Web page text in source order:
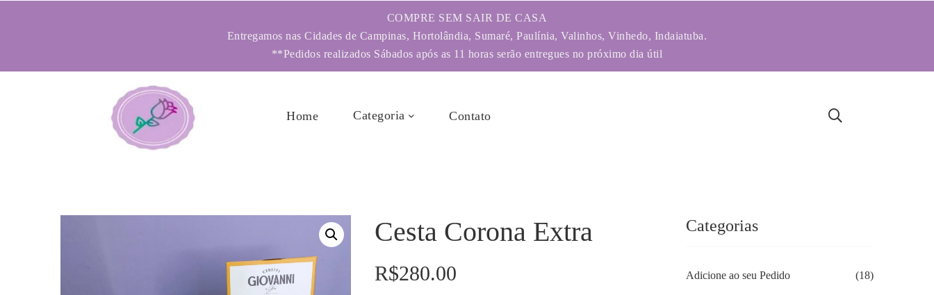
COMPRE SEM SAIR DE CASA
Entregamos nas Cidades de Campinas, Hortolândia, Sumaré, Paulínia, Valinhos, Vinhedo, Indaiatuba.
**Pedidos realizados Sábados após as 11 horas serão entregues no próximo dia útil
Home Categoria Contato
Cesta Corona Extra
R$280.00
Categorias
Adicione ao seu Pedido (18)